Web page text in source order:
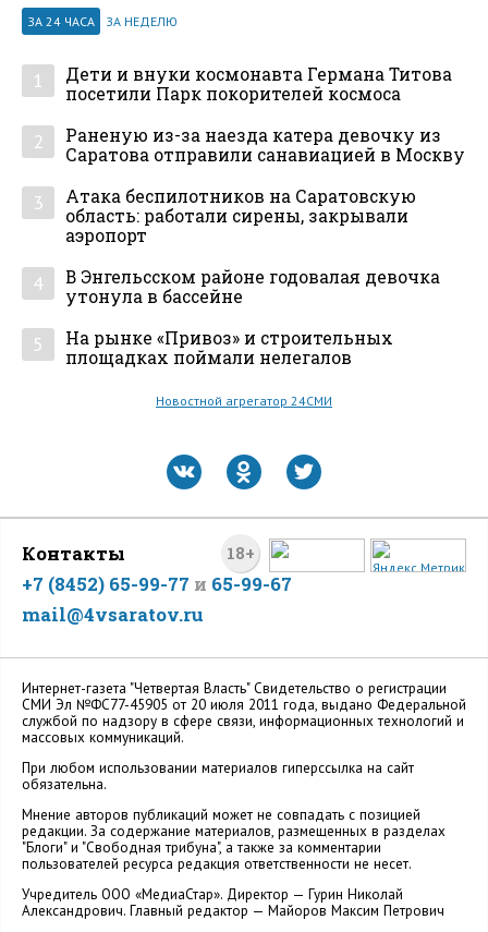
ЗА 24 ЧАСА ЗА НЕДЕЛЮ
1
Дети и внуки космонавта Германа Титова
посетили Парк покорителей космоса
2
Раненую из-за наезда катера девочку из
Саратова отправили санавиацией в Москву
3
Атака беспилотников на Саратовскую
область: работали сирены, закрывали
аэропорт
4
В Энгельсском районе годовалая девочка
утонула в бассейне
5
На рынке «Привоз» и строительных
площадках поймали нелегалов
Новостной агрегатор 24СМИ
18+
Контакты
+7 (8452) 65-99-77 и 65-99-67
mail@4vsaratov.ru
Интернет-газета "Четвертая Власть" Cвидетельство о регистрации
СМИ Эл №ФС77-45905 от 20 июля 2011 года, выдано Федеральной
службой по надзору в сфере связи, информационных технологий и
массовых коммуникаций.
При любом использовании материалов гиперссылка на сайт
обязательна.
Мнение авторов публикаций может не совпадать с позицией
редакции. За содержание материалов, размещенных в разделах
"Блоги" и "Свободная трибуна", а также за комментарии
пользователей ресурса редакция ответственности не несет.
Учредитель ООО «МедиаСтар». Директор — Гурин Николай
Александрович. Главный редактор — Майоров Максим Петрович